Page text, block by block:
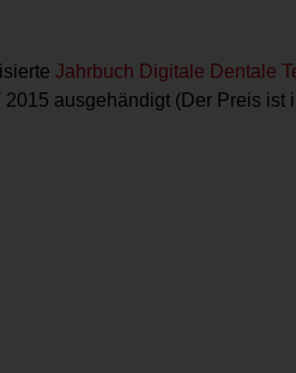
Jahrbuch Digitale Dentale
ausgehändigt (Der Preis ist